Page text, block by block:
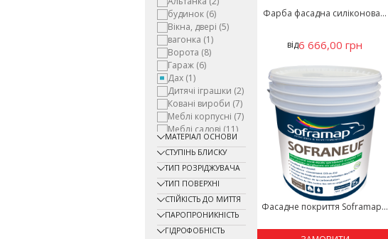
будинок (6)
Вікна, двері (5)
вагонка (1)
Ворота (8)
Гараж (6)
Дах (1)
Дитячі іграшки (2)
Ковані вироби (7)
Меблі корпусні (7)
Меблі садові (11)
Металоконструкції
(1)
Підлога(3)
Паркан(7)
Радіатори
опалення (2)
Сільгосптехніка (5)
Сейф (5)
МАТЕРІАЛ ОСНОВИ
СТУПІНЬ БЛИСКУ
ТИП РОЗРІДЖУВАЧА
ТИП ПОВЕРХНІ
СТІЙКІСТЬ ДО МИТТЯ
ПАРОПРОНИКНІСТЬ
ГІДРОФОБНІСТЬ
Фарба фасадна силіконова...
від6 666,00 грн
Фасадне покриття Soframap...